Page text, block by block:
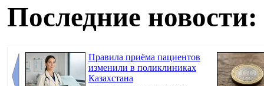
Последние новости:
Правила приёма пациентов
изменили в поликлиниках
Казахстана